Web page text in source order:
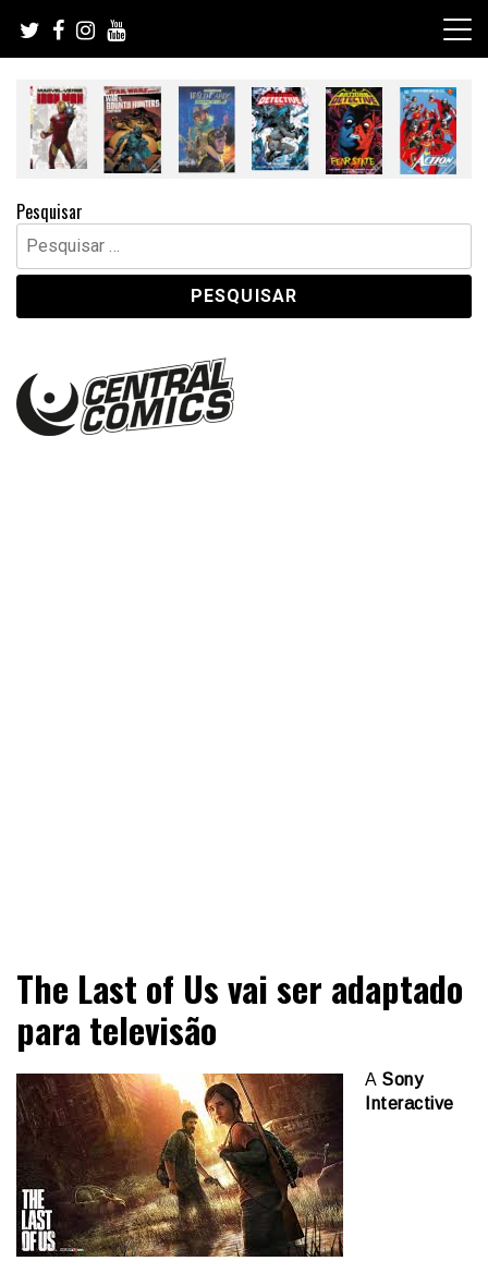
content
Pesquisar
Pesquisar
por:
Central Comics
The Last of Us vai ser adaptado
para televisão
A Sony
Interactive